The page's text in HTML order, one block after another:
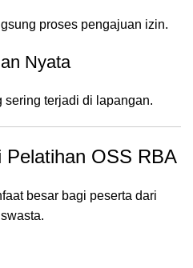
proses pengajuan izin.
Nyata
sering terjadi di lapangan.
Pelatihan OSS RBA
besar bagi peserta dari